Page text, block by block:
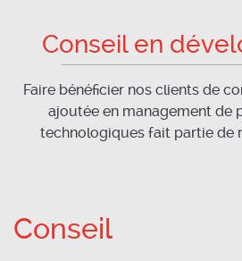
Conseil en
Faire bénéficier nos clients de
ajoutée en management de
technologiques fait partie de
Conseil